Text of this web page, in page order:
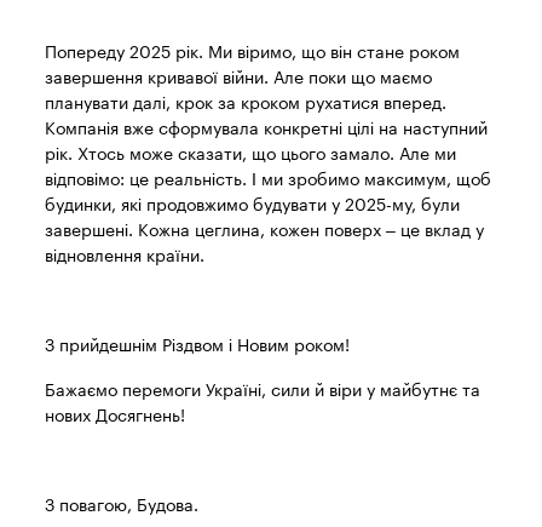
Попереду 2025 рік. Ми віримо, що він стане роком
завершення кривавої війни. Але поки що маємо
планувати далі, крок за кроком рухатися вперед.
Компанія вже сформувала конкретні цілі на наступний
рік. Хтось може сказати, що цього замало. Але ми
відповімо: це реальність. І ми зробимо максимум, щоб
будинки, які продовжимо будувати у 2025-му, були
завершені. Кожна цеглина, кожен поверх – це вклад у
відновлення країни.
З прийдешнім Різдвом і Новим роком!
Бажаємо перемоги Україні, сили й віри у майбутнє та
нових Досягнень!
З повагою, Будова.